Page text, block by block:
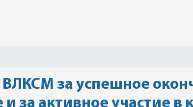
ВЛКСМ за успешное
за активное участие в